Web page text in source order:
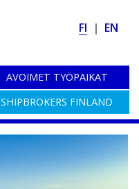
FI EN
AVOIMET TYÖPAIKAT
SHIPBROKERS FINLAND